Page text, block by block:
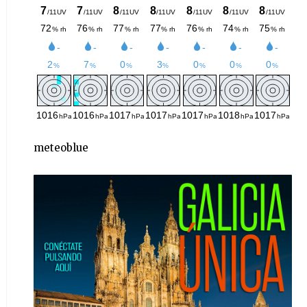
meteoblue